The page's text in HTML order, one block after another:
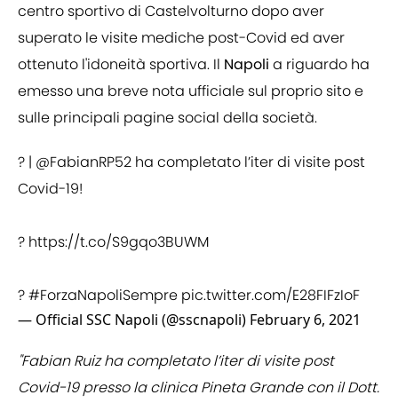
centro sportivo di Castelvolturno dopo aver
superato le visite mediche post-Covid ed aver
ottenuto l'idoneità sportiva. Il Napoli a riguardo ha
emesso una breve nota ufficiale sul proprio sito e
sulle principali pagine social della società.
? | @FabianRP52 ha completato l’iter di visite post
Covid-19!
? https://t.co/S9gqo3BUWM
?#ForzaNapoliSempre pic.twitter.com/E28FIFzIoF
— Official SSC Napoli (@sscnapoli) February 6, 2021
"Fabian Ruiz ha completato l’iter di visite post
Covid-19 presso la clinica Pineta Grande con il Dott.